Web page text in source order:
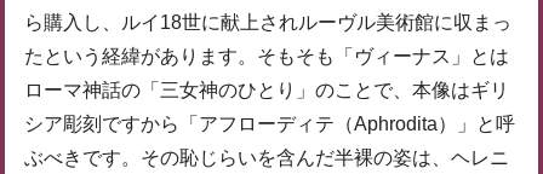
ら購入し、ルイ18世に献上されルーヴル美術館に収まっ
たという経緯があります。そもそも「ヴィーナス」とは
ローマ神話の「三女神のひとり」のことで、本像はギリ
シア彫刻ですから「アフローディテ（Aphrodita）」と呼
ぶべきです。その恥じらいを含んだ半裸の姿は、ヘレニ